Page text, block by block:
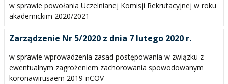
w sprawie powołania Uczelnianej Komisji Rekrutacyjnej w roku
akademickim 2020/2021
Zarządzenie Nr 5/2020 z dnia 7 lutego 2020 r.
w sprawie wprowadzenia zasad postępowania w związku z
ewentualnym zagrożeniem zachorowania spowodowanym
koronawirusaem 2019-nCOV